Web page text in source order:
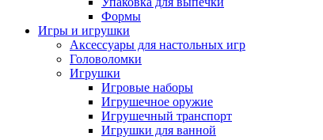
Формы
Игры и игрушки
Аксессуары для настольных игр
Головоломки
Игрушки
Игровые наборы
Игрушечное оружие
Игрушечный транспорт
Игрушки для ванной